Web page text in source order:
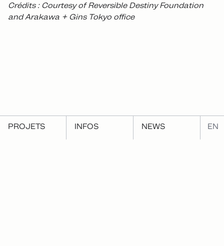
PROJETS INFOS NEWS EN
Crédits : Courtesy of Reversible Destiny Foundation
and Arakawa + Gins Tokyo office